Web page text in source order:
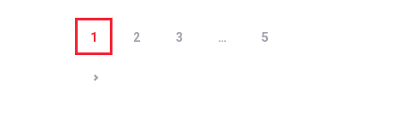
1 2 3 … 5